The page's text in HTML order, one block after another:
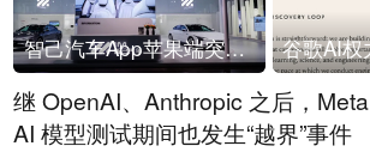
智己汽车App苹果端突然“下架”
继 OpenAI、Anthropic 之后，Meta
AI 模型测试期间也发生“越界”事件